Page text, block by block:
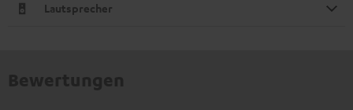
Lautsprecher